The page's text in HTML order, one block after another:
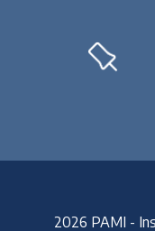
2026 PAMI -